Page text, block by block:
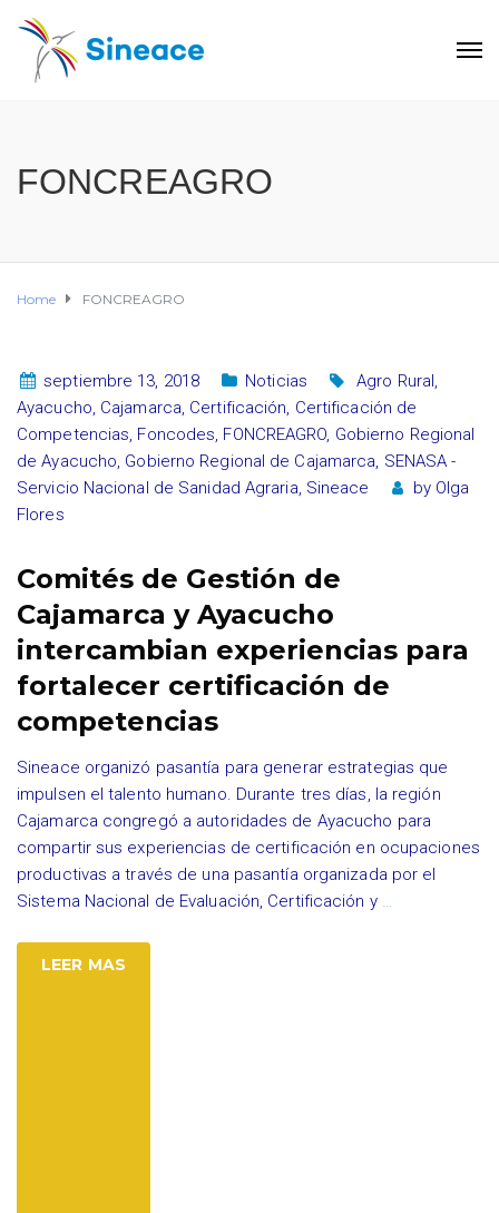
FONCREAGRO
Home FONCREAGRO
septiembre 13, 2018 Noticias Agro Rural,
Ayacucho, Cajamarca, Certificación, Certificación de
Competencias, Foncodes, FONCREAGRO, Gobierno Regional
de Ayacucho, Gobierno Regional de Cajamarca, SENASA -
Servicio Nacional de Sanidad Agraria, Sineace by Olga
Flores
Comités de Gestión de
Cajamarca y Ayacucho
intercambian experiencias para
fortalecer certificación de
competencias
Sineace organizó pasantía para generar estrategias que
impulsen el talento humano. Durante tres días, la región
Cajamarca congregó a autoridades de Ayacucho para
compartir sus experiencias de certificación en ocupaciones
productivas a través de una pasantía organizada por el
Sistema Nacional de Evaluación, Certificación y …
LEER MAS